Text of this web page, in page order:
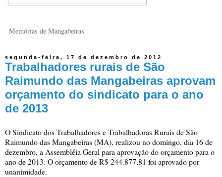
Memórias de Mangabeiras
segunda-feira, 17 de dezembro de 2012
Trabalhadores rurais de São
Raimundo das Mangabeiras aprovam
orçamento do sindicato para o ano
de 2013
O Sindicato dos Trabalhadores e Trabalhadoras Rurais de São
Raimundo das Mangabeiras (MA), realizou no domingo, dia 16 de
dezembro, a Assembléia Geral para aprovação do orçamento para o
ano de 2013. O orçamento de R$ 244.877,81 foi aprovado por
unanimidade.